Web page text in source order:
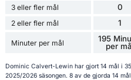
3 eller fler mål 0
2 eller fler mål 1
Minuter per mål
195
per
Dominic Calvert-Lewin har gjort 14 mål i
2025/2026 säsongen. 8 av de gjorda 14